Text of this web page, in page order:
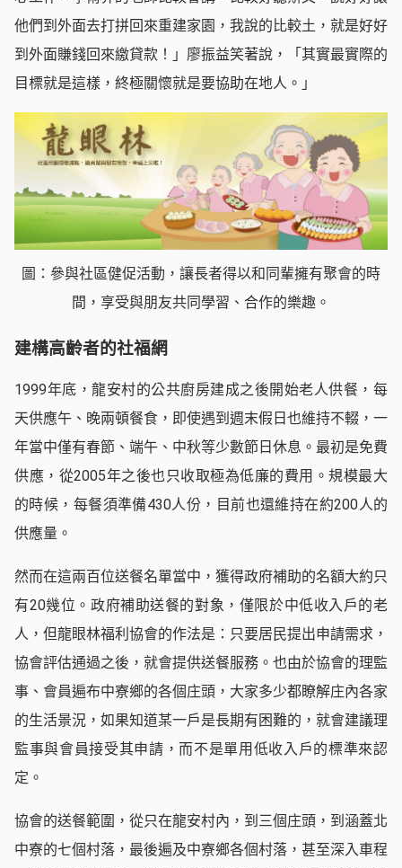
他們到外面去打拼回來重建家園，我說的比較土，就是好好
到外面賺錢回來繳貸款！」廖振益笑著說，「其實最實際的
目標就是這樣，終極關懷就是要協助在地人。」
圖：參與社區健促活動，讓長者得以和同輩擁有聚會的時
間，享受與朋友共同學習、合作的樂趣。
建構高齡者的社福網
1999年底，龍安村的公共廚房建成之後開始老人供餐，每
天供應午、晚兩頓餐食，即使遇到週末假日也維持不輟，一
年當中僅有春節、端午、中秋等少數節日休息。最初是免費
供應，從2005年之後也只收取極為低廉的費用。規模最大
的時候，每餐須準備430人份，目前也還維持在約200人的
供應量。
然而在這兩百位送餐名單當中，獲得政府補助的名額大約只
有20幾位。政府補助送餐的對象，僅限於中低收入戶的老
人，但龍眼林福利協會的作法是：只要居民提出申請需求，
協會評估通過之後，就會提供送餐服務。也由於協會的理監
事、會員遍布中寮鄉的各個庄頭，大家多少都瞭解庄內各家
的生活景況，如果知道某一戶是長期有困難的，就會建議理
監事與會員接受其申請，而不是單用低收入戶的標準來認
定。
協會的送餐範圍，從只在龍安村內，到三個庄頭，到涵蓋北
中寮的七個村落，最後遍及中寮鄉各個村落，甚至深入車程